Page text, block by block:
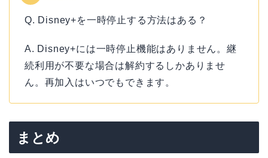
Q. Disney+を一時停止する方法はある？
A. Disney+には一時停止機能はありません。継
続利用が不要な場合は解約するしかありませ
ん。再加入はいつでもできます。
まとめ